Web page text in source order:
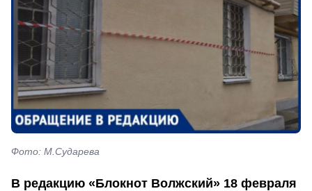
Фото: М.Сударева
В редакцию «Блокнот Волжский» 18 февраля